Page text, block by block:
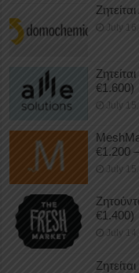
July
€1.600)
July
€1.200
July
€1.400)
July